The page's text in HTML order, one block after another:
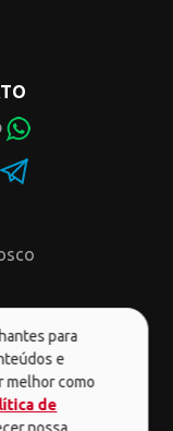
para
e
melhor como
de